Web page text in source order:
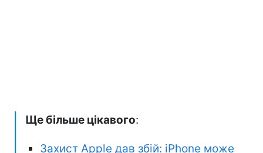
Ще більше цікавого:
Захист Apple дав збій: iPhone може